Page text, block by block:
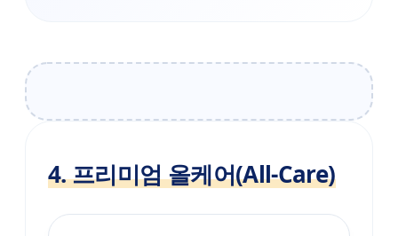
4. 프리미엄 올케어(All-Care)